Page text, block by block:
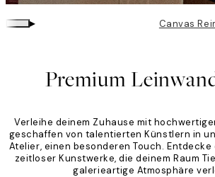
▸ Canvas
Premium
Verleihe deinem Zuhause mit
geschaffen von talentierten Künstlern in
Atelier, einen besonderen Touch.
zeitloser Kunstwerke, die deinem Raum
galerieartige Atmosphäre